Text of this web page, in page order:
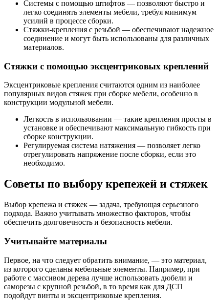
Системы с помощью штифтов — позволяют быстро и
легко соединять элементы мебели, требуя минимум
усилий в процессе сборки.
Стяжки-крепления с резьбой — обеспечивают надежное
соединение и могут быть использованы для различных
материалов.
Стяжки с помощью эксцентриковых креплений
Эксцентриковые крепления считаются одним из наиболее
популярных видов стяжек при сборке мебели, особенно в
конструкции модульной мебели.
Легкость в использовании — такие крепления просты в
установке и обеспечивают максимальную гибкость при
сборке конструкции.
Регулируемая система натяжения — позволяет легко
отрегулировать напряжение после сборки, если это
необходимо.
Советы по выбору крепежей и стяжек
Выбор крепежа и стяжек — задача, требующая серьезного
подхода. Важно учитывать множество факторов, чтобы
обеспечить долговечность и безопасность мебели.
Учитывайте материалы
Первое, на что следует обратить внимание, — это материал,
из которого сделаны мебельные элементы. Например, при
работе с массивом дерева лучше использовать дюбели и
саморезы с крупной резьбой, в то время как для ДСП
подойдут винты и эксцентриковые крепления.